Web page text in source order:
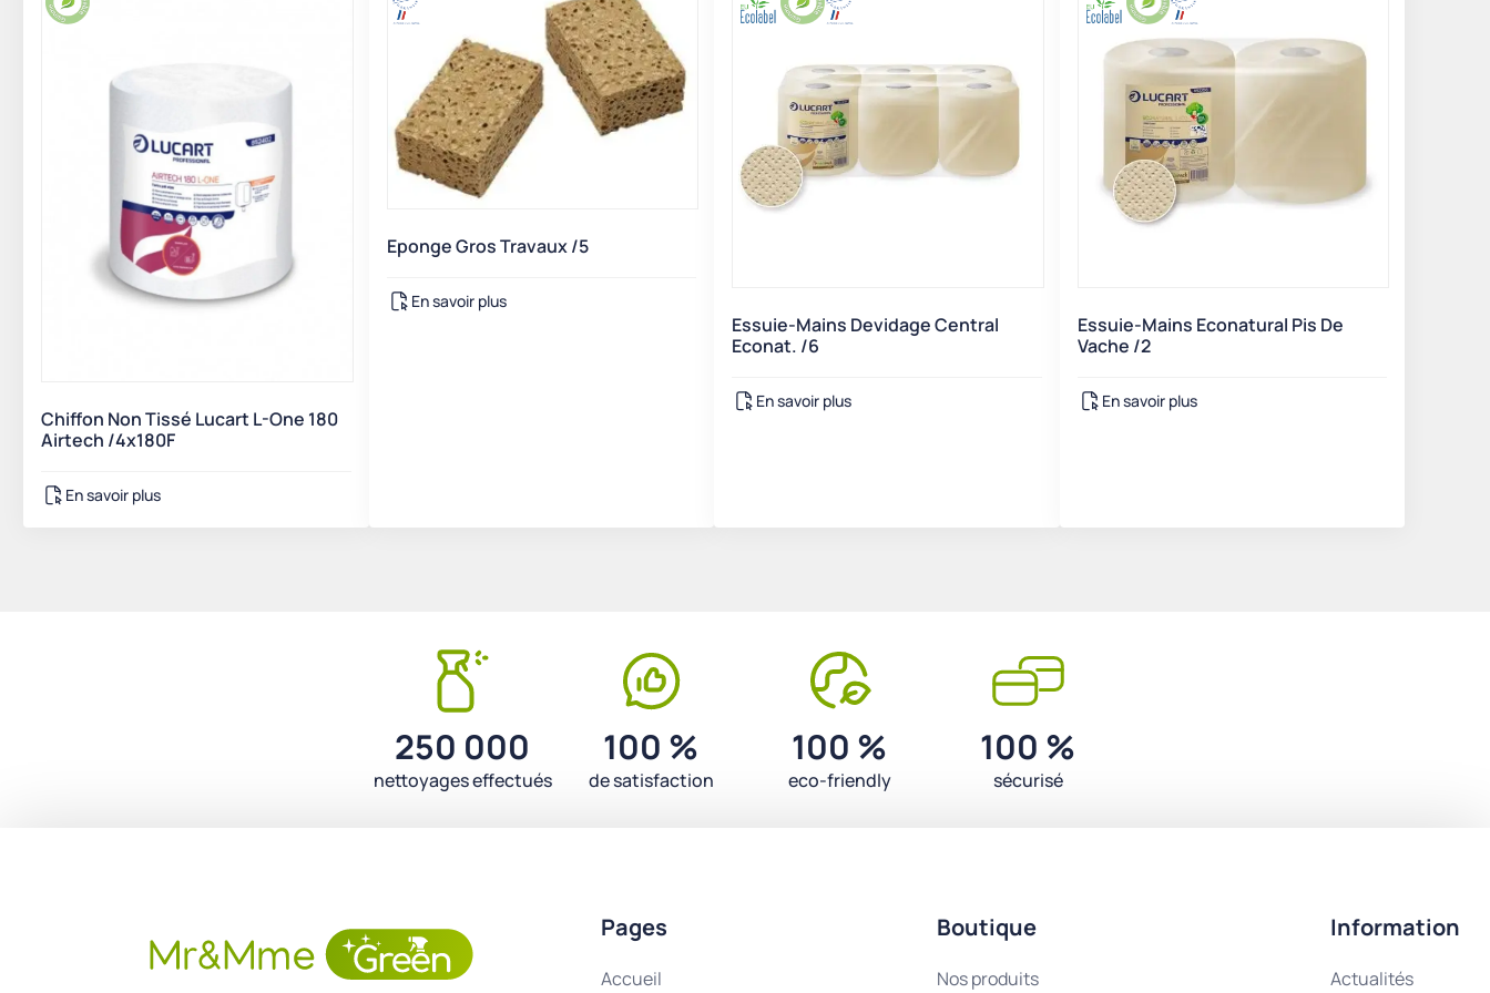
Chiffon Non Tissé Lucart L-One 180
Airtech /4x180F
En savoir plus
Eponge Gros Travaux /5
En savoir plus
Essuie-Mains Devidage Central
Econat. /6
En savoir plus
Essuie-Mains Econatural Pis De
Vache /2
En savoir plus
250 000
nettoyages effectués
100 %
de satisfaction
100 %
eco-friendly
100 %
sécurisé
Pages
Accueil
Boutique
Nos produits
Information
Actualités